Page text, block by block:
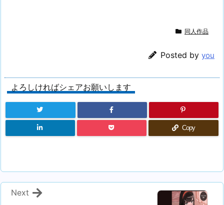
同人作品
Posted by you
よろしければシェアお願いします
Copy
Next